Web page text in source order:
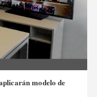
modelo de